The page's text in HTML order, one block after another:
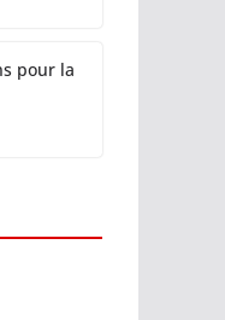
pour la